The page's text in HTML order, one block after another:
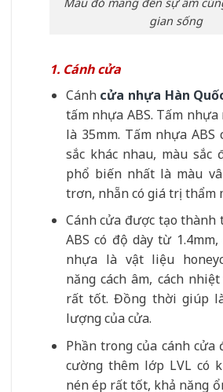
gian sống
1. Cánh cửa
Cánh cửa nhựa Hàn
tấm nhựa ABS. Tấm nhựa
là 35mm. Tấm nhựa ABS
sắc khác nhau, màu sắc
phổ biến nhất là màu
trơn, nhẵn có giá trị thẩm
Cánh cửa được tạo
ABS có độ dày từ
nhựa là vật liệu
năng cách âm, cách
rất tốt. Đồng thời giúp
lượng của cửa.
Phần trong của cánh cửa
cường thêm lớp LVL có
nén ép rất tốt, khả năng